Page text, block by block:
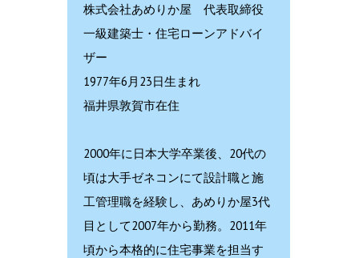
株式会社あめりか屋 代表取締役
一級建築士・住宅ローンアドバイ
ザー
1977年6月23日生まれ
福井県敦賀市在住
2000年に日本大学卒業後、20代の
頃は大手ゼネコンにて設計職と施
工管理職を経験し、あめりか屋3代
目として2007年から勤務。2011年
頃から本格的に住宅事業を担当す